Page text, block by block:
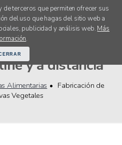
terceros que permiten ofrecer sus
del uso que hagas del sitio web a
publicidad y análisis web. Más
.
menú
de Conservas
y a distancia
Alimentarias
Fabricación de
Vegetales